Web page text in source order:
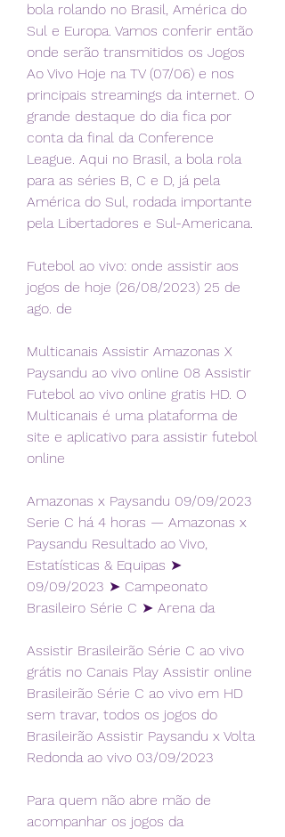
bola rolando no Brasil, América do
Sul e Europa. Vamos conferir então
onde serão transmitidos os Jogos
Ao Vivo Hoje na TV (07/06) e nos
principais streamings da internet. O
grande destaque do dia fica por
conta da final da Conference
League. Aqui no Brasil, a bola rola
para as séries B, C e D, já pela
América do Sul, rodada importante
pela Libertadores e Sul-Americana.
Futebol ao vivo: onde assistir aos
jogos de hoje (26/08/2023) 25 de
ago. de
Multicanais Assistir Amazonas X
Paysandu ao vivo online 08 Assistir
Futebol ao vivo online gratis HD. O
Multicanais é uma plataforma de
site e aplicativo para assistir futebol
online
Amazonas x Paysandu 09/09/2023
Serie C há 4 horas — Amazonas x
Paysandu Resultado ao Vivo,
Estatísticas & Equipas ➤
09/09/2023 ➤ Campeonato
Brasileiro Série C ➤ Arena da
Assistir Brasileirão Série C ao vivo
grátis no Canais Play Assistir online
Brasileirão Série C ao vivo em HD
sem travar, todos os jogos do
Brasileirão Assistir Paysandu x Volta
Redonda ao vivo 03/09/2023
Para quem não abre mão de
acompanhar os jogos da